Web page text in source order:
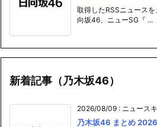
取得したRSSニュース
向坂46、ニューSG『 ...
新着記事（乃木坂46）
2026/08/09 ニュース
乃木坂46 まとめ